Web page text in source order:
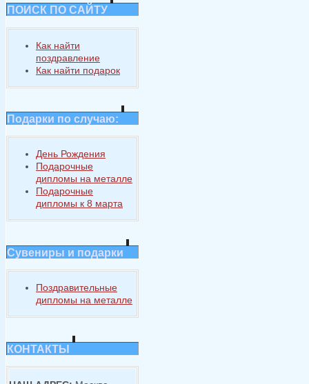
ПОИСК ПО САЙТУ
Как найти
поздравление
Как найти подарок
Подарки по случаю:
День Рождения
Подарочные
дипломы на металле
Подарочные
дипломы к 8 марта
Сувениры и подарки
Поздравительные
дипломы на металле
КОНТАКТЫ